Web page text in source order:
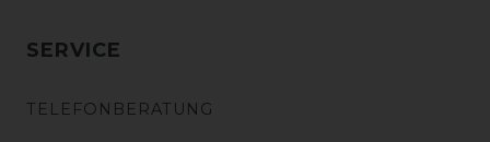
SERVICE
TELEFONBERATUNG